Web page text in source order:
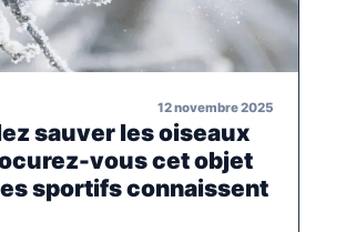
12 novembre 2025
sauver les oiseaux
vous cet objet
sportifs connaissent